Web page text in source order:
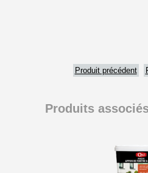
Produit précédent
Produits